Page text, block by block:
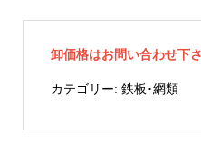
卸価格はお問い合わせ下
カテゴリー: 鉄板･網類